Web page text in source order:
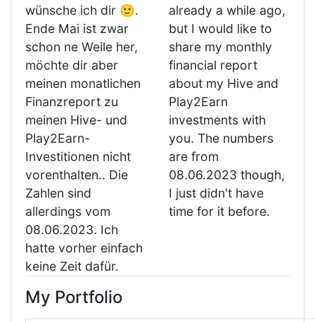
wünsche ich dir 🙂.
Ende Mai ist zwar
schon ne Weile her,
möchte dir aber
meinen monatlichen
Finanzreport zu
meinen Hive- und
Play2Earn-
Investitionen nicht
vorenthalten.. Die
Zahlen sind
allerdings vom
08.06.2023. Ich
hatte vorher einfach
keine Zeit dafür.
already a while ago,
but I would like to
share my monthly
financial report
about my Hive and
Play2Earn
investments with
you. The numbers
are from
08.06.2023 though,
I just didn't have
time for it before.
My Portfolio